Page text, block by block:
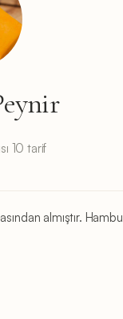
10 tarif
almıştır.